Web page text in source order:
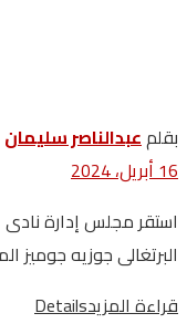
بقلمعبدالناصر سليمان
16 أبريل، 2024
استقر مجلس إدارة نادى
البرتغالى جوزيه جوميز
قراءة المزيدDetails